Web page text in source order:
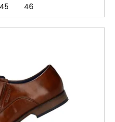
45 46